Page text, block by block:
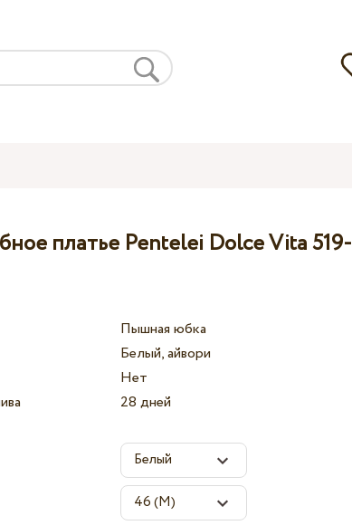
платье Pentelei Dolce Vita 519-
Пышная юбка
Белый, айвори
Нет
28 дней